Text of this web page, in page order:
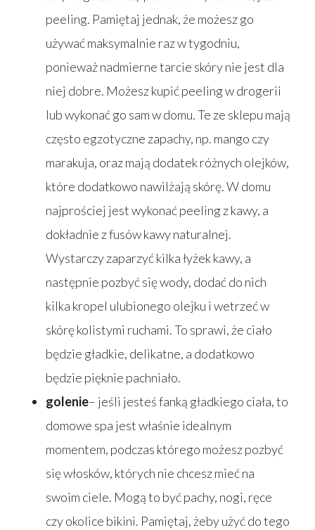
peeling. Pamiętaj jednak, że możesz go
używać maksymalnie raz w tygodniu,
ponieważ nadmierne tarcie skóry nie jest dla
niej dobre. Możesz kupić peeling w drogerii
lub wykonać go sam w domu. Te ze sklepu mają
często egzotyczne zapachy, np. mango czy
marakuja, oraz mają dodatek różnych olejków,
które dodatkowo nawilżają skórę. W domu
najprościej jest wykonać peeling z kawy, a
dokładnie z fusów kawy naturalnej.
Wystarczy zaparzyć kilka łyżek kawy, a
następnie pozbyć się wody, dodać do nich
kilka kropel ulubionego olejku i wetrzeć w
skórę kolistymi ruchami. To sprawi, że ciało
będzie gładkie, delikatne, a dodatkowo
będzie pięknie pachniało.
golenie– jeśli jesteś fanką gładkiego ciała, to
domowe spa jest właśnie idealnym
momentem, podczas którego możesz pozbyć
się włosków, których nie chcesz mieć na
swoim ciele. Mogą to być pachy, nogi, ręce
czy okolice bikini. Pamiętaj, żeby użyć do tego
Strona główna
Produkty
Łóżka
Akcesoria
Blog
Kontakt